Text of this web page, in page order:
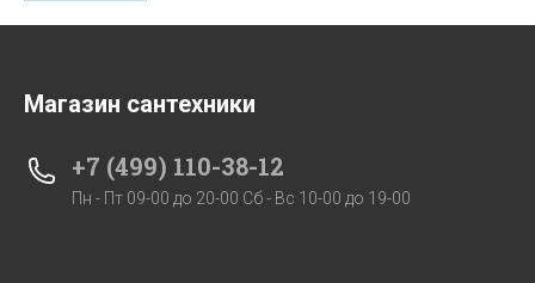
Магазин сантехники
+7 (499) 110-38-12
Пн - Пт 09-00 до 20-00 Сб - Вс 10-00 до 19-00